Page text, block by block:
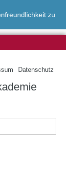
zu
Datenschutz